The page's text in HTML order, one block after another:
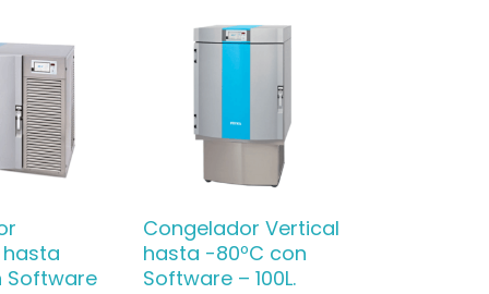
Software
Congelador Vertical
hasta -80ºC con
Software – 100L.